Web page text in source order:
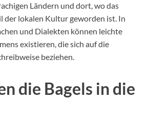
Ländern und dort, wo das
der lokalen Kultur geworden ist. In
und Dialekten können leichte
existieren, die sich auf die
beziehen.
die Bagels in die